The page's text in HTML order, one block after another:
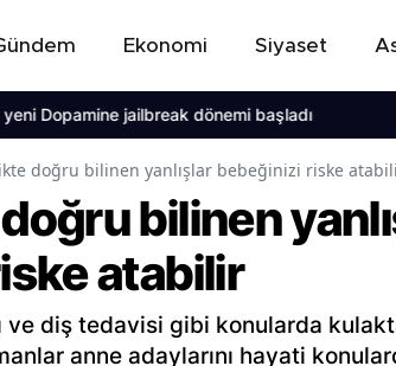
Ekonomi Siyaset
jailbreak dönemi başladı
doğru bilinen yanlışlar bebeğinizi riske
bilinen
atabilir
ve diş tedavisi gibi konularda
anne adaylarını hayati